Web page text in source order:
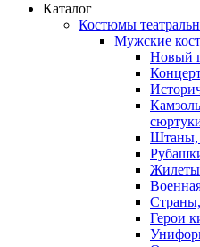
Каталог
Костюмы
Мужские
Новый
Штаны,
Герои